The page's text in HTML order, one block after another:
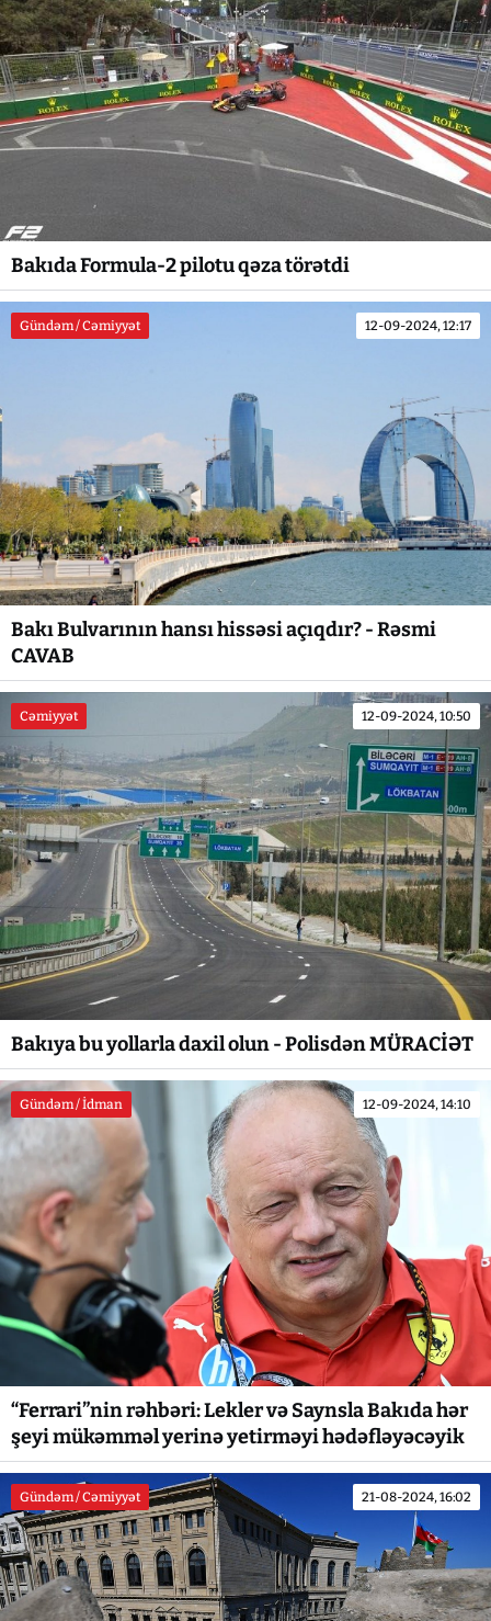
Bakıda Formula-2 pilotu qəza törətdi
Gündəm / Cəmiyyət 12-09-2024, 12:17
Bakı Bulvarının hansı hissəsi açıqdır? - Rəsmi
CAVAB
Cəmiyyət 12-09-2024, 10:50
Bakıya bu yollarla daxil olun - Polisdən MÜRACİƏT
Gündəm / İdman 12-09-2024, 14:10
“Ferrari”nin rəhbəri: Lekler və Saynsla Bakıda hər
şeyi mükəmməl yerinə yetirməyi hədəfləyəcəyik
Gündəm / Cəmiyyət 21-08-2024, 16:02